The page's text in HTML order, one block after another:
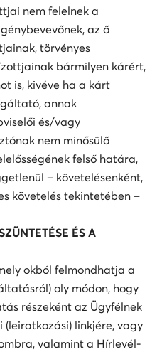
nem felelnek a
az ő
törvényes
bármilyen kárért,
is, kivéve ha a kárt
annak
és/vagy
nem minősülő
felső határa,
– követelésenként,
követelés tekintetében –
ÉS A
okból felmondhatja a
oly módon, hogy
részeként az Ügyfélnek
linkjére, vagy
valamint a Hírlevél-